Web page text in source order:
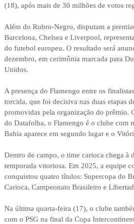
(18), após mais de 30 milhões de votos
Além do Rubro-Negro, disputam a
Barcelona, Chelsea e Liverpool,
do futebol europeu. O resultado será
dezembro, em cerimônia marcada para
Unidos.
A presença do Flamengo entre os
torcida, que foi decisiva nas duas etapas
promovidas pela organização do prêmio.
do Datafolha, o Flamengo é o clube com
Bahia aparece em segundo lugar e o
Dentro de campo, o time carioca chega à
temporada vitoriosa. Em 2025, a equipe
conquistou quatro títulos: Supercopa do
Carioca, Campeonato Brasileiro e
Na última quarta-feira (17), o clube
com o PSG na final da Copa